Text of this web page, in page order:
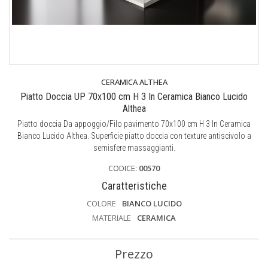
CERAMICA ALTHEA
Piatto Doccia UP 70x100 cm H 3 In Ceramica Bianco Lucido
Althea
Piatto doccia Da appoggio/Filo pavimento 70x100 cm H 3 In Ceramica
Bianco Lucido Althea. Superficie piatto doccia con texture antiscivolo a
semisfere massaggianti.
CODICE: 00570
Caratteristiche
COLORE
BIANCO LUCIDO
MATERIALE
CERAMICA
Prezzo